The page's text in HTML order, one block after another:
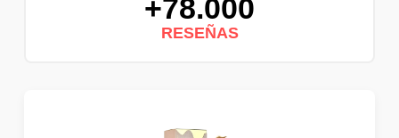
+78.000
RESEÑAS